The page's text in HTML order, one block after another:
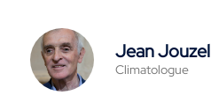
Jean Jouzel
Climatologue